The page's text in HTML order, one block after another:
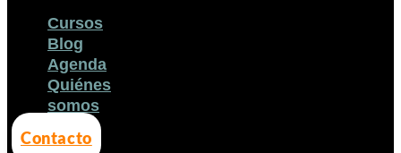
Cursos
Blog
Agenda
Quiénes
somos
Contacto